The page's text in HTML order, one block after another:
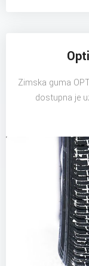
Zimska guma
dostupna je